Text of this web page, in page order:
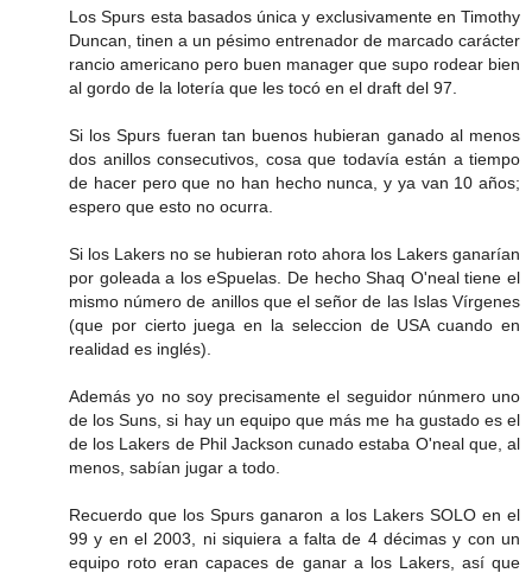
Los Spurs esta basados única y exclusivamente en Timothy
Duncan, tinen a un pésimo entrenador de marcado carácter
rancio americano pero buen manager que supo rodear bien
al gordo de la lotería que les tocó en el draft del 97.
Si los Spurs fueran tan buenos hubieran ganado al menos
dos anillos consecutivos, cosa que todavía están a tiempo
de hacer pero que no han hecho nunca, y ya van 10 años;
espero que esto no ocurra.
Si los Lakers no se hubieran roto ahora los Lakers ganarían
por goleada a los eSpuelas. De hecho Shaq O'neal tiene el
mismo número de anillos que el señor de las Islas Vírgenes
(que por cierto juega en la seleccion de USA cuando en
realidad es inglés).
Además yo no soy precisamente el seguidor núnmero uno
de los Suns, si hay un equipo que más me ha gustado es el
de los Lakers de Phil Jackson cunado estaba O'neal que, al
menos, sabían jugar a todo.
Recuerdo que los Spurs ganaron a los Lakers SOLO en el
99 y en el 2003, ni siquiera a falta de 4 décimas y con un
equipo roto eran capaces de ganar a los Lakers, así que